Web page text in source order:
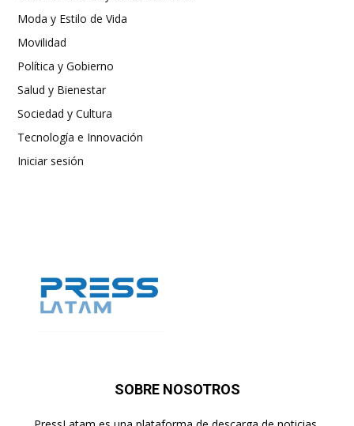
Moda y Estilo de Vida
Movilidad
Política y Gobierno
Salud y Bienestar
Sociedad y Cultura
Tecnología e Innovación
Iniciar sesión
SOBRE NOSOTROS